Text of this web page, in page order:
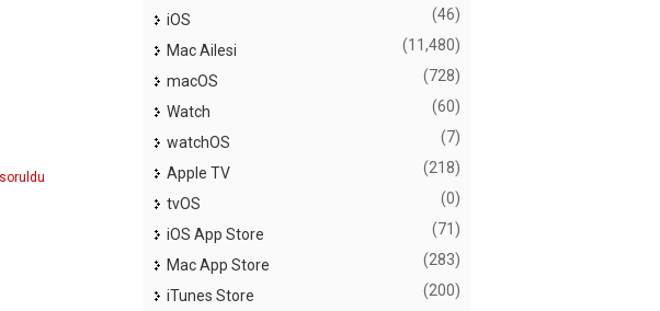
soruldu
iOS (46)
Mac Ailesi (11,480)
macOS (728)
Watch (60)
watchOS (7)
Apple TV (218)
tvOS (0)
iOS App Store (71)
Mac App Store (283)
iTunes Store (200)